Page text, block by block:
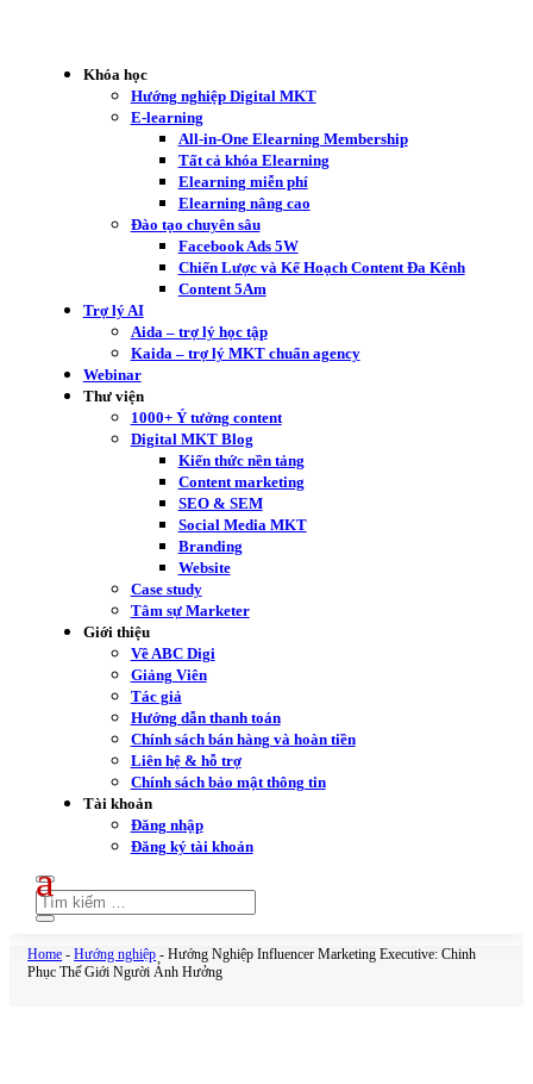
Khóa học
Hướng nghiệp Digital MKT
E-learning
All-in-One Elearning Membership
Tất cả khóa Elearning
Elearning miễn phí
Elearning nâng cao
Đào tạo chuyên sâu
Facebook Ads 5W
Chiến Lược và Kế Hoạch Content Đa Kênh
Content 5Am
Trợ lý AI
Aida – trợ lý học tập
Kaida – trợ lý MKT chuẩn agency
Webinar
Thư viện
1000+ Ý tưởng content
Digital MKT Blog
Kiến thức nền tảng
Content marketing
SEO & SEM
Social Media MKT
Branding
Website
Case study
Tâm sự Marketer
Giới thiệu
Về ABC Digi
Giảng Viên
Tác giả
Hướng dẫn thanh toán
Chính sách bán hàng và hoàn tiền
Liên hệ & hỗ trợ
Chính sách bảo mật thông tin
Tài khoản
Đăng nhập
Đăng ký tài khoản
Home -Hướng nghiệp -Hướng Nghiệp Influencer Marketing Executive: Chinh
Phục Thế Giới Người Ảnh Hưởng